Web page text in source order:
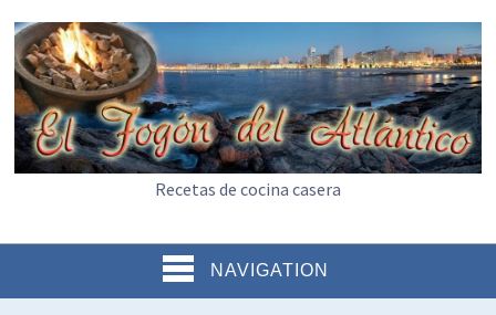
Recetas de cocina casera
NAVIGATION